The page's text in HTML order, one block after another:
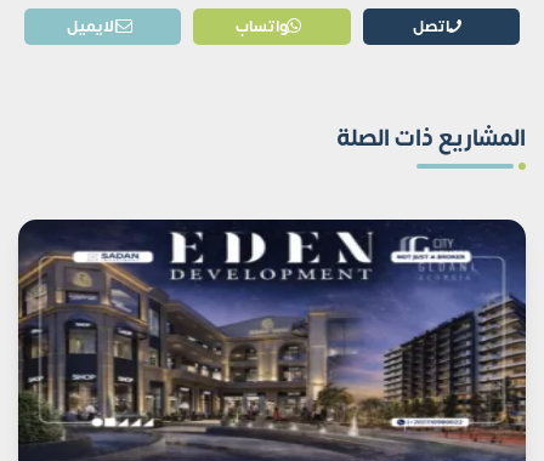
اتصل واتساب الايميل
المشاريع ذات الصلة